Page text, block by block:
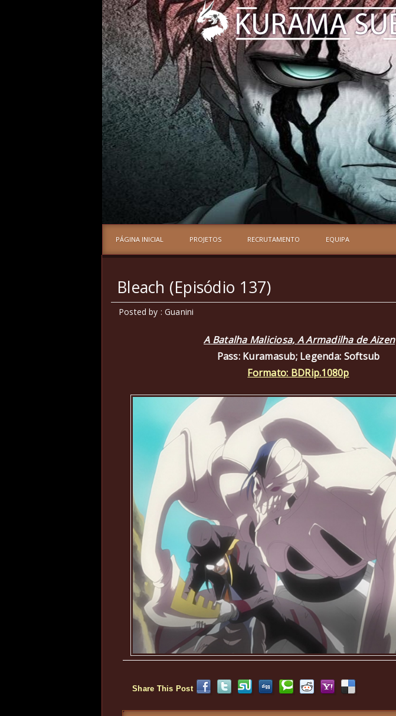
PÁGINA INICIAL PROJETOS RECRUTAMENTO EQUIPA
Bleach (Episódio 137)
Posted by : Guanini
A Batalha Maliciosa, A Armadilha de Aizen
Pass: Kuramasub; Legenda: Softsub
Formato: BDRip.1080p
Share This Post